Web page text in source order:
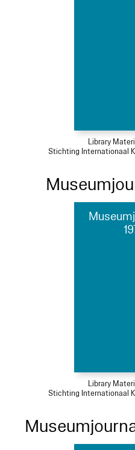
Library
Stichting Internationaal
Library
Stichting Internationaal